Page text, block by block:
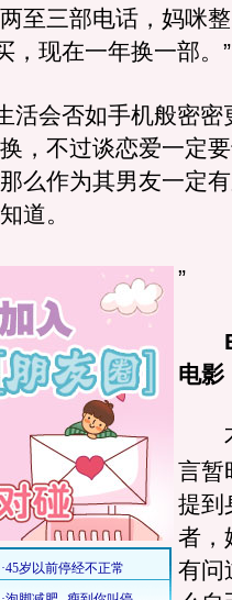
至三部电话，妈咪
，现在一年换一部。”
会否如手机般密密
，不过谈恋爱一定
么作为其男友一定
道。
”
电影
不
言暂
提到
者，
有问